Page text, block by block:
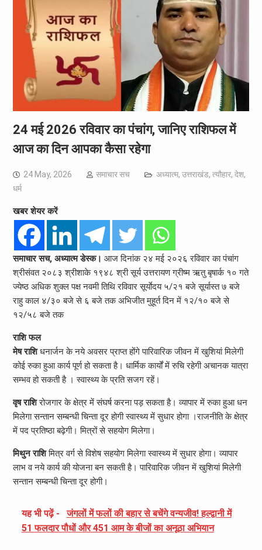
24 मई 2026 रविवार का पंचांग, जानिए राशिफल में
आज का दिन आपका कैसा रहेगा
24 May, 2026 समाचार सच अध्यात्म, उत्तराखंड, त्यौहार, देश,
धर्म
खबर शेयर करें
समाचार सच, अध्यात्म डेस्क। आज दिनांक २४ मई २०२६ रविवार का पंचांग
श्रीसंवत २०८३ श्रीशाके १९४८ श्री सूर्य उत्तरायण ग्रीष्म ऋतु बृषार्क १० गते
ज्येष्ठ अधिक शुक्ल पक्ष नवमी तिथि रविवार सूर्याेदय ५/२१ बजे सूर्यास्त ७ बजे
राहु काल ४/३० बजे से ६ बजे तक अभिजीत मुहूर्त दिन में १२/१० बजे से
१२/५८ बजे तक
राशि फल
मेष राशिधनार्जन के नये अवसर प्राप्त होंगे पारिवारिक जीवन में खुशियां मिलेगी
कोई रुका हुआ कार्य पूर्ण हो सकता है। धार्मिक कार्यों में रुचि रहेगी अचानक यात्रा
सम्भव हो सकती है । स्वास्थ्य के प्रति सजग रहें।
वृष राशिरोजगार के क्षेत्र में संघर्ष करना पड़ सकता है। व्यापार में रुका हुआ धन
मिलेगा सन्तान सम्बन्धी चिन्ता दूर होगी स्वास्थ्य में सुधार होगा ।राजनीति के क्षेत्र
में पद प्रतिष्ठा बढ़ेगी। मित्रों से सहयोग मिलेगा।
मिथुन राशिमित्र वर्ग से विशेष सहयोग मिलेगा स्वास्थ्य में सुधार होगा। व्यापार
लाभ व नये कार्य की योजना बन सकती है। पारिवारिक जीवन में खुशियां मिलेगी
सन्तान सम्बन्धी चिन्ता दूर होगी।
यह भी पढ़ें -
जंगलों में फलों की बहार से बचेंगे वन्यजीव! हल्द्वानी में
51 फलदार पौधों और 451 आम के बीजों का अनूठा अभियान